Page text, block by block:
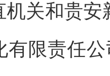
机关和贵安
有限责任